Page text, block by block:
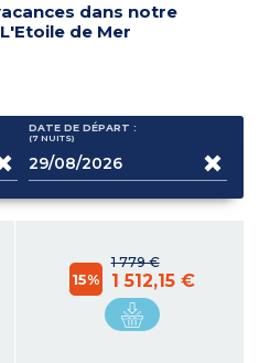
dans notre
de Mer
DATE DE DÉPART :
(7 NUITS)
1 779 €
15% 1 512,15 €